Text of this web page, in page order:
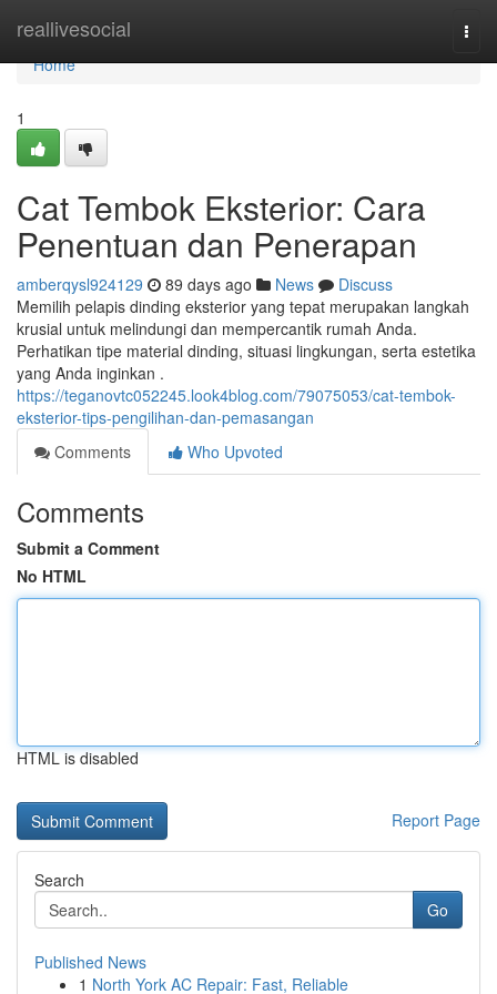
reallivesocial
Home
Home
1
Cat Tembok Eksterior: Cara
Penentuan dan Penerapan
amberqysl924129 89 days ago News
Discuss
Memilih pelapis dinding eksterior yang tepat merupakan langkah
krusial untuk melindungi dan mempercantik rumah Anda.
Perhatikan tipe material dinding, situasi lingkungan, serta estetika
yang Anda inginkan .
https://teganovtc052245.look4blog.com/79075053/cat-tembok-
eksterior-tips-pengilihan-dan-pemasangan
Comments
Who Upvoted
Comments
Submit a Comment
No HTML
HTML is disabled
Report Page
Search
Go
Published News
1 North York AC Repair: Fast, Reliable